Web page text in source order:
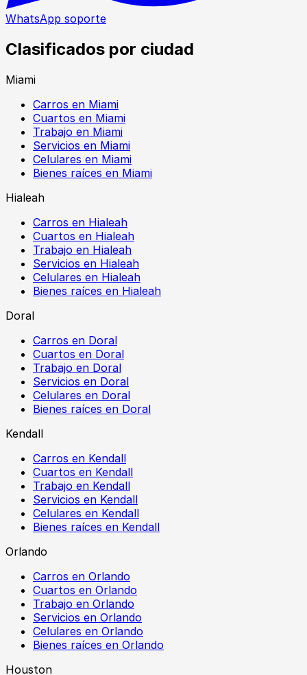
WhatsApp soporte
Clasificados por ciudad
Miami
Carros en Miami
Cuartos en Miami
Trabajo en Miami
Servicios en Miami
Celulares en Miami
Bienes raíces en Miami
Hialeah
Carros en Hialeah
Cuartos en Hialeah
Trabajo en Hialeah
Servicios en Hialeah
Celulares en Hialeah
Bienes raíces en Hialeah
Doral
Carros en Doral
Cuartos en Doral
Trabajo en Doral
Servicios en Doral
Celulares en Doral
Bienes raíces en Doral
Kendall
Carros en Kendall
Cuartos en Kendall
Trabajo en Kendall
Servicios en Kendall
Celulares en Kendall
Bienes raíces en Kendall
Orlando
Carros en Orlando
Cuartos en Orlando
Trabajo en Orlando
Servicios en Orlando
Celulares en Orlando
Bienes raíces en Orlando
Houston